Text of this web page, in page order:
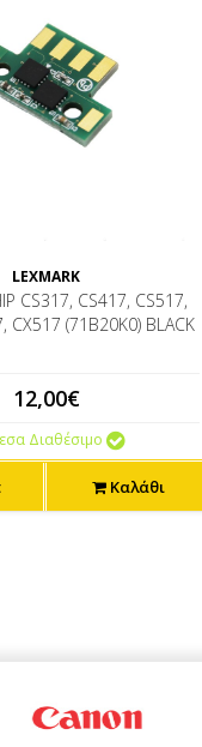
LEXMARK
CS317, CS417, CS517,
CX517 (71B20K0) BLACK
12,00€
Διαθέσιμο
Καλάθι